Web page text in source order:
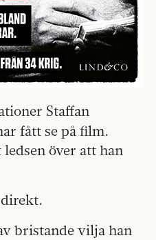
Staffan
fått se på film.
över att han
bristande vilja han